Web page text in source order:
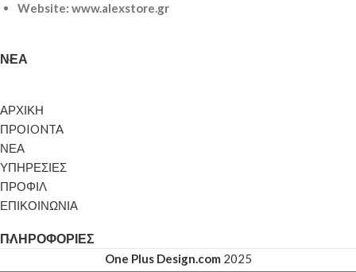
Website: www.alexstore.gr
ΝΈΑ
ΑΡΧΙΚΗ
ΠΡΟIONTA
ΝΕΑ
ΥΠΗΡΕΣΙΕΣ
ΠΡΟΦΙΛ
ΕΠΙΚΟΙΝΩΝΙΑ
ΠΛΗΡΟΦΟΡΊΕΣ
One Plus Design.com 2025